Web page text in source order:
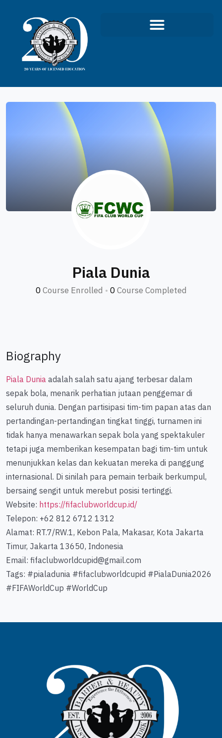
Piala Dunia
0Course Enrolled • 0Course Completed
Biography
Piala Dunia adalah salah satu ajang terbesar dalam
sepak bola, menarik perhatian jutaan penggemar di
seluruh dunia. Dengan partisipasi tim-tim papan atas dan
pertandingan-pertandingan tingkat tinggi, turnamen ini
tidak hanya menawarkan sepak bola yang spektakuler
tetapi juga memberikan kesempatan bagi tim-tim untuk
menunjukkan kelas dan kekuatan mereka di panggung
internasional. Di sinilah para pemain terbaik berkumpul,
bersaing sengit untuk merebut posisi tertinggi.
Website: https://fifaclubworldcup.id/
Telepon: +62 812 6712 1312
Alamat: RT.7/RW.1, Kebon Pala, Makasar, Kota Jakarta
Timur, Jakarta 13650, Indonesia
Email: fifaclubworldcupid@gmail.com
Tags: #pialadunia #fifaclubworldcupid #PialaDunia2026
#FIFAWorldCup #WorldCup